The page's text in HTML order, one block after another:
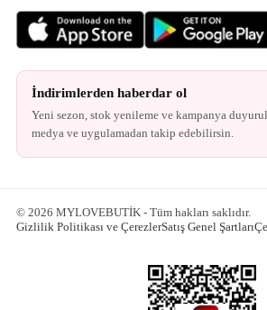
İndirimlerden haberdar ol
Yeni sezon, stok yenileme ve kampanya
medya ve uygulamadan takip edebilirsin.
© 2026 MYLOVEBUTİK - Tüm hakları saklıdır.
Gizlilik Politikası ve ÇerezlerSatış Genel Şartları